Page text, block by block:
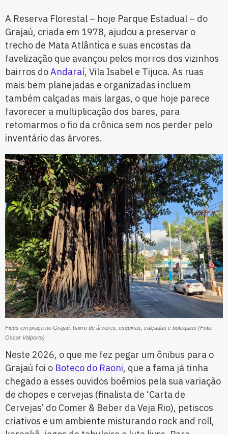
A Reserva Florestal – hoje Parque Estadual – do
Grajaú, criada em 1978, ajudou a preservar o
trecho de Mata Atlântica e suas encostas da
favelização que avançou pelos morros dos vizinhos
bairros doAndaraí, Vila Isabel e Tijuca. As ruas
mais bem planejadas e organizadas incluem
também calçadas mais largas, o que hoje parece
favorecer a multiplicação dos bares, para
retomarmos o fio da crônica sem nos perder pelo
inventário das árvores.
Ficus em praça no Grajaú: bairro de árvores, esquinas, calçadas e botequins (Foto:
Oscar Valporto)
Neste 2026, o que me fez pegar um ônibus para o
Grajaú foi o Boteco do Raoni, que a fama já tinha
chegado a esses ouvidos boêmios pela sua variação
de chopes e cervejas (finalista de ‘Carta de
Cervejas’ do Comer & Beber da Veja Rio), petiscos
criativos e um ambiente misturando rock and roll,